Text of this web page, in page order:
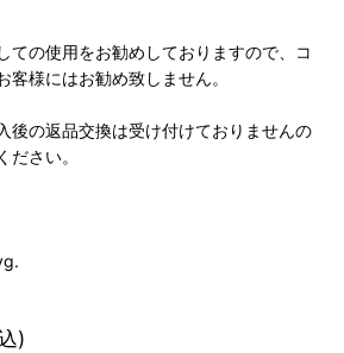
ての使用をお勧めしておりますので、コ
客様にはお勧め致しません。
後の返品交換は受け付けておりませんの
ださい。
)